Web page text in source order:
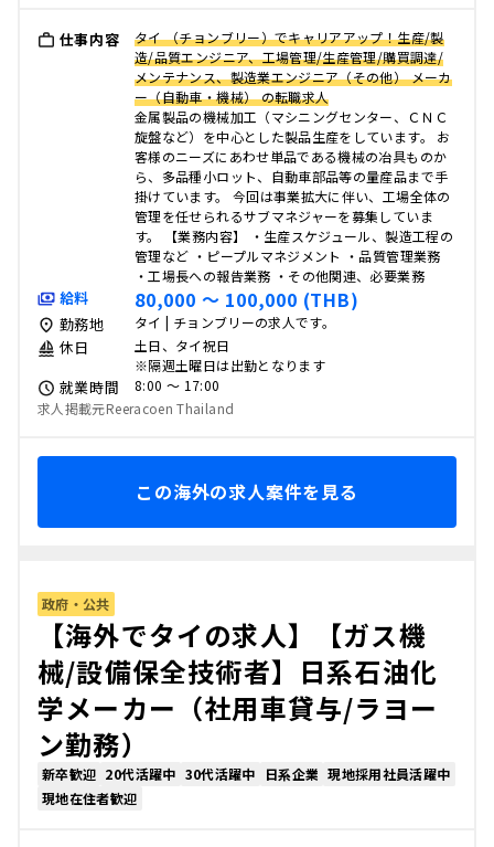
仕事内容
タイ （チョンブリー）でキャリアアップ！生産/製
造/品質エンジニア、工場管理/生産管理/購買調達/
メンテナンス、製造業エンジニア（その他） メーカ
ー（自動車・機械） の転職求人
金属製品の機械加工（マシニングセンター、ＣＮＣ
旋盤など）を中心とした製品生産をしています。 お
客様のニーズにあわせ単品である機械の冶具ものか
ら、多品種小ロット、自動車部品等の量産品まで手
掛けています。 今回は事業拡大に伴い、工場全体の
管理を任せられるサブマネジャーを募集していま
す。 【業務内容】 ・生産スケジュール、製造工程の
管理など ・ピープルマネジメント ・品質管理業務
・工場長への報告業務 ・その他関連、必要業務
給料 80,000 〜 100,000 (THB)
勤務地 タイ | チョンブリーの求人です。
休日
土日、タイ祝日
※隔週土曜日は出勤となります
就業時間
8:00 〜 17:00
求人掲載元Reeracoen Thailand
この海外の求人案件を見る
政府・公共
【海外でタイの求人】【ガス機
械/設備保全技術者】日系石油化
学メーカー（社用車貸与/ラヨー
ン勤務）
新卒歓迎 20代活躍中 30代活躍中 日系企業 現地採用社員活躍中
現地在住者歓迎